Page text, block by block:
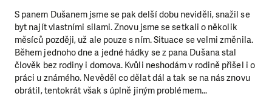
S panem Dušanem jsme se pak delší dobu neviděli, snažil se
byt najít vlastními silami. Znovu jsme se setkali o několik
měsíců později, už ale pouze s ním. Situace se velmi změnila.
Během jednoho dne a jedné hádky se z pana Dušana stal
člověk bez rodiny i domova. Kvůli neshodám v rodině přišel i o
práci u známého. Nevěděl co dělat dál a tak se na nás znovu
obrátil, tentokrát však s úplně jiným problémem…